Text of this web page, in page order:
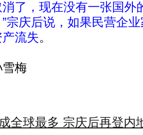
了，现在没有一张国外
宗庆后说，如果民营企
流失。
梅
全球最多 宗庆后再登内